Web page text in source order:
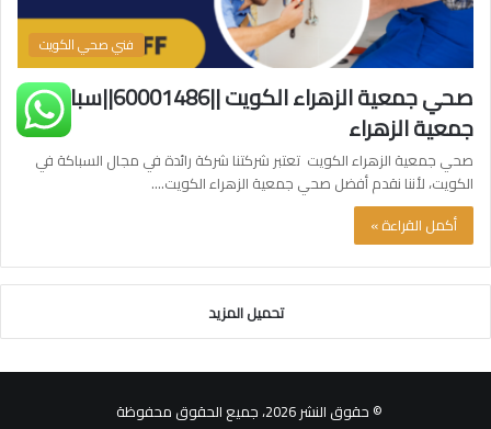
فني صحي الكويت
صحي جمعية الزهراء الكويت ||60001486||سباك
جمعية الزهراء
صحي جمعية الزهراء الكويت تعتبر شركتنا شركة رائدة في مجال السباكة في
الكويت، لأننا نقدم أفضل صحي جمعية الزهراء الكويت.…
أكمل القراءة »
تحميل المزيد
© حقوق النشر 2026، جميع الحقوق محفوظة